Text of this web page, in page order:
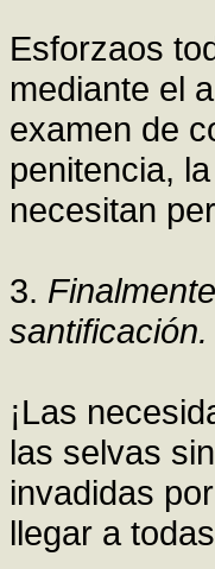
Esforzaos
mediante el
examen de
penitencia,
necesitan
3.
santificación.
¡Las
las selvas
invadidas
llegar a